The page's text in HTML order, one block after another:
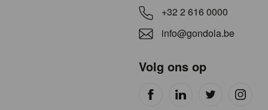
+32 2 616 0000
info@gondola.be
Volg ons op